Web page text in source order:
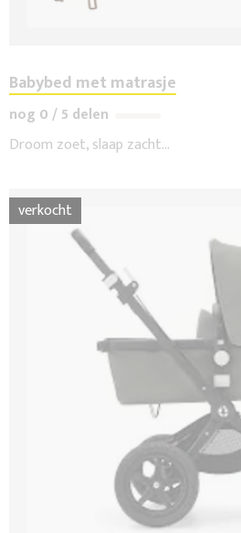
Babybed met matrasje
nog 0 / 5 delen
Droom zoet, slaap zacht...
verkocht